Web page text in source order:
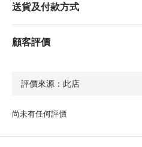
送貨及付款方式
顧客評價
尚未有任何評價